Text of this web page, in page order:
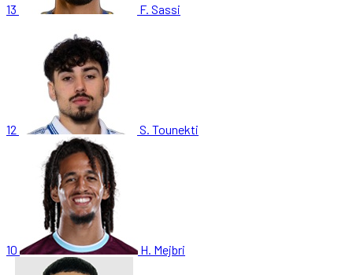
13 F. Sassi
12 S. Tounekti
10 H. Mejbri